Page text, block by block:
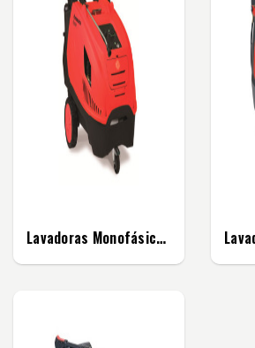
Lavadoras Monofásicas De 130 Bar